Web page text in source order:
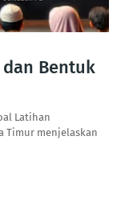
Bentuk
Latihan
Timur menjelaskan